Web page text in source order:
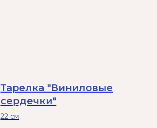
Тарелка "Виниловые
сердечки"
22 см